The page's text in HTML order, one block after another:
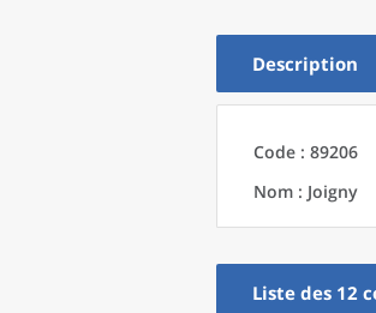
Description
Code : 89206
Nom : Joigny
Liste des 12